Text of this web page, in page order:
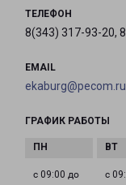
ТЕЛЕФОН
8(343) 317-93-20,
EMAIL
ekaburg@pecom.ru
ГРАФИК РАБОТЫ
с 09:00 до
с